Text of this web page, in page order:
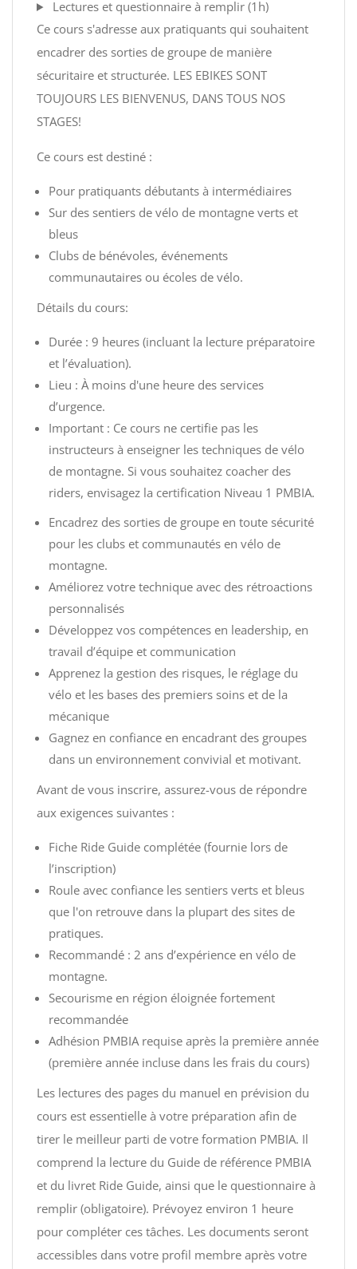
Lectures et questionnaire à remplir (1h)
Ce cours s'adresse aux pratiquants qui souhaitent
encadrer des sorties de groupe de manière
sécuritaire et structurée. LES EBIKES SONT
TOUJOURS LES BIENVENUS, DANS TOUS NOS
STAGES!
Ce cours est destiné :
Pour pratiquants débutants à intermédiaires
Sur des sentiers de vélo de montagne verts et
bleus
Clubs de bénévoles, événements
communautaires ou écoles de vélo.
Détails du cours:
Durée : 9 heures (incluant la lecture préparatoire
et l’évaluation).
Lieu : À moins d'une heure des services
d’urgence.
Important : Ce cours ne certifie pas les
instructeurs à enseigner les techniques de vélo
de montagne. Si vous souhaitez coacher des
riders, envisagez la certification Niveau 1 PMBIA.
Encadrez des sorties de groupe en toute sécurité
pour les clubs et communautés en vélo de
montagne.
Améliorez votre technique avec des rétroactions
personnalisés
Développez vos compétences en leadership, en
travail d’équipe et communication
Apprenez la gestion des risques, le réglage du
vélo et les bases des premiers soins et de la
mécanique
Gagnez en confiance en encadrant des groupes
dans un environnement convivial et motivant.
Avant de vous inscrire, assurez-vous de répondre
aux exigences suivantes :
Fiche Ride Guide complétée (fournie lors de
l’inscription)
Roule avec confiance les sentiers verts et bleus
que l'on retrouve dans la plupart des sites de
pratiques.
Recommandé : 2 ans d’expérience en vélo de
montagne.
Secourisme en région éloignée fortement
recommandée
Adhésion PMBIA requise après la première année
(première année incluse dans les frais du cours)
Les lectures des pages du manuel en prévision du
cours est essentielle à votre préparation afin de
tirer le meilleur parti de votre formation PMBIA. Il
comprend la lecture du Guide de référence PMBIA
et du livret Ride Guide, ainsi que le questionnaire à
remplir (obligatoire). Prévoyez environ 1 heure
pour compléter ces tâches. Les documents seront
accessibles dans votre profil membre après votre